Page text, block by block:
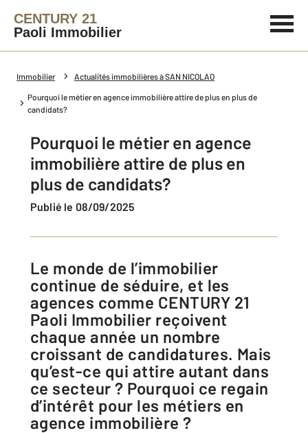
CENTURY 21
Paoli Immobilier
Immobilier Actualités immobilières à SAN NICOLAO
Pourquoi le métier en agence immobilière attire de plus en plus de
candidats?
Pourquoi le métier en agence
immobilière attire de plus en
plus de candidats?
Publié le 08/09/2025
Le monde de l’immobilier
continue de séduire, et les
agences comme CENTURY 21
Paoli Immobilier reçoivent
chaque année un nombre
croissant de candidatures. Mais
qu’est-ce qui attire autant dans
ce secteur ? Pourquoi ce regain
d’intérêt pour les métiers en
agence immobilière ?